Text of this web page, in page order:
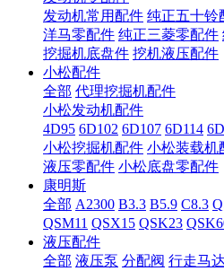
发动机常用配件 纯正五十铃
洋马零配件 纯正三菱零配件
挖掘机底盘件 挖机液压配件
小松配件
全部 代理挖掘机配件
小松发动机配件
4D95 6D102 6D107 6D114
小松挖掘机配件 小松装载机
液压零配件 小松底盘零配件
康明斯
全部 A2300 B3.3 B5.9 C8.3
QSM11 QSX15 QSK23
液压配件
全部 液压泵 分配阀 行走马达